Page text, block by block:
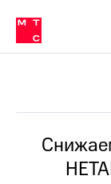
связь
Сервисы и подписки
30% на связь
кабинеты
и
ТВ
в МТС
Услуги